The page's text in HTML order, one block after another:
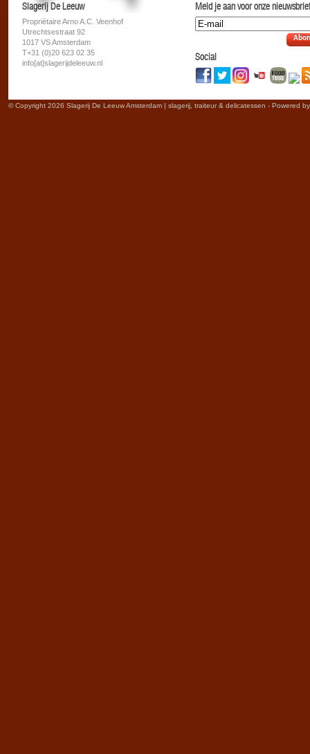
Slagerij De Leeuw
Propriétaire Arno A.C. Veenhof
Utrechtsestraat 92
1017 VS Amsterdam
T+31 (0)20 623 02 35
info[at]slagerijdeleeuw.nl
Meld je aan voor onze
Social
© Copyright 2026 Slagerij De Leeuw Amsterdam | slagerij, traiteur & delicatessen - Powered